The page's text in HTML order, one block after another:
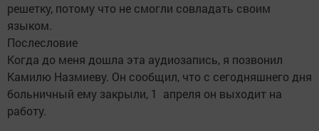
решетку, потому что не смогли совладать своим
языком.
Послесловие
Когда до меня дошла эта аудиозапись, я позвонил
Камилю Назмиеву. Он сообщил, что с сегодняшнего дня
больничный ему закрыли, 1 апреля он выходит на
работу.